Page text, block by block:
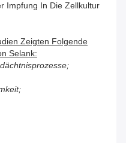
Impfung In Die Zellkultur
Zeigten Folgende
Selank: